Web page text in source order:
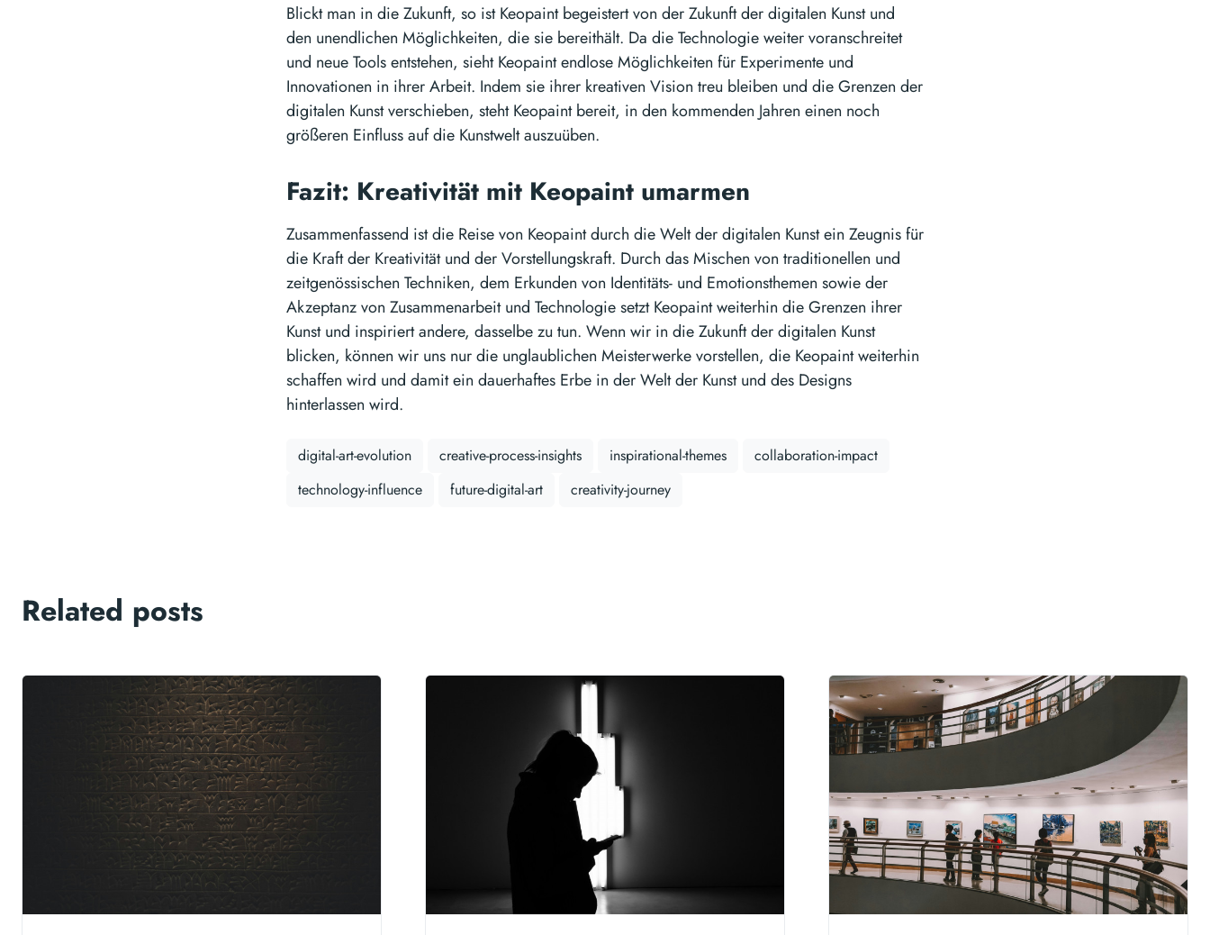
Blickt man in die Zukunft, so ist Keopaint begeistert von der Zukunft der digitalen Kunst und
den unendlichen Möglichkeiten, die sie bereithält. Da die Technologie weiter voranschreitet
und neue Tools entstehen, sieht Keopaint endlose Möglichkeiten für Experimente und
Innovationen in ihrer Arbeit. Indem sie ihrer kreativen Vision treu bleiben und die Grenzen der
digitalen Kunst verschieben, steht Keopaint bereit, in den kommenden Jahren einen noch
größeren Einfluss auf die Kunstwelt auszuüben.
Fazit: Kreativität mit Keopaint umarmen
Zusammenfassend ist die Reise von Keopaint durch die Welt der digitalen Kunst ein Zeugnis für
die Kraft der Kreativität und der Vorstellungskraft. Durch das Mischen von traditionellen und
zeitgenössischen Techniken, dem Erkunden von Identitäts- und Emotionsthemen sowie der
Akzeptanz von Zusammenarbeit und Technologie setzt Keopaint weiterhin die Grenzen ihrer
Kunst und inspiriert andere, dasselbe zu tun. Wenn wir in die Zukunft der digitalen Kunst
blicken, können wir uns nur die unglaublichen Meisterwerke vorstellen, die Keopaint weiterhin
schaffen wird und damit ein dauerhaftes Erbe in der Welt der Kunst und des Designs
hinterlassen wird.
digital-art-evolution creative-process-insights inspirational-themes
collaboration-impact
technology-influence
future-digital-art creativity-journey
Related posts